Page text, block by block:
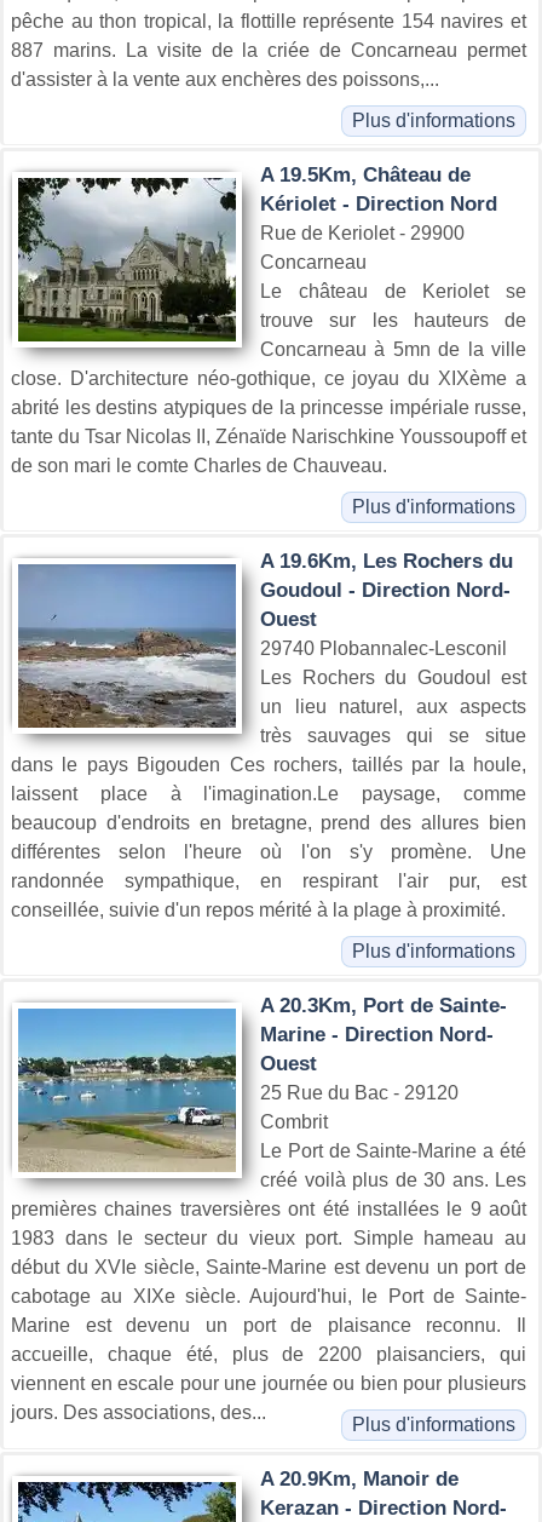
pêche au thon tropical, la flottille représente 154 navires et
887 marins. La visite de la criée de Concarneau permet
d'assister à la vente aux enchères des poissons,...
Plus d'informations
A 19.5Km, Château de
Kériolet - Direction Nord
Rue de Keriolet - 29900
Concarneau
Le château de Keriolet se
trouve sur les hauteurs de
Concarneau à 5mn de la ville
close. D'architecture néo-gothique, ce joyau du XIXème a
abrité les destins atypiques de la princesse impériale russe,
tante du Tsar Nicolas II, Zénaïde Narischkine Youssoupoff et
de son mari le comte Charles de Chauveau.
Plus d'informations
A 19.6Km, Les Rochers du
Goudoul - Direction Nord-
Ouest
29740 Plobannalec-Lesconil
Les Rochers du Goudoul est
un lieu naturel, aux aspects
très sauvages qui se situe
dans le pays Bigouden Ces rochers, taillés par la houle,
laissent place à l'imagination.Le paysage, comme
beaucoup d'endroits en bretagne, prend des allures bien
différentes selon l'heure où l'on s'y promène. Une
randonnée sympathique, en respirant l'air pur, est
conseillée, suivie d'un repos mérité à la plage à proximité.
Plus d'informations
A 20.3Km, Port de Sainte-
Marine - Direction Nord-
Ouest
25 Rue du Bac - 29120
Combrit
Le Port de Sainte-Marine a été
créé voilà plus de 30 ans. Les
premières chaines traversières ont été installées le 9 août
1983 dans le secteur du vieux port. Simple hameau au
début du XVIe siècle, Sainte-Marine est devenu un port de
cabotage au XIXe siècle. Aujourd'hui, le Port de Sainte-
Marine est devenu un port de plaisance reconnu. Il
accueille, chaque été, plus de 2200 plaisanciers, qui
viennent en escale pour une journée ou bien pour plusieurs
jours. Des associations, des...
Plus d'informations
A 20.9Km, Manoir de
Kerazan - Direction Nord-